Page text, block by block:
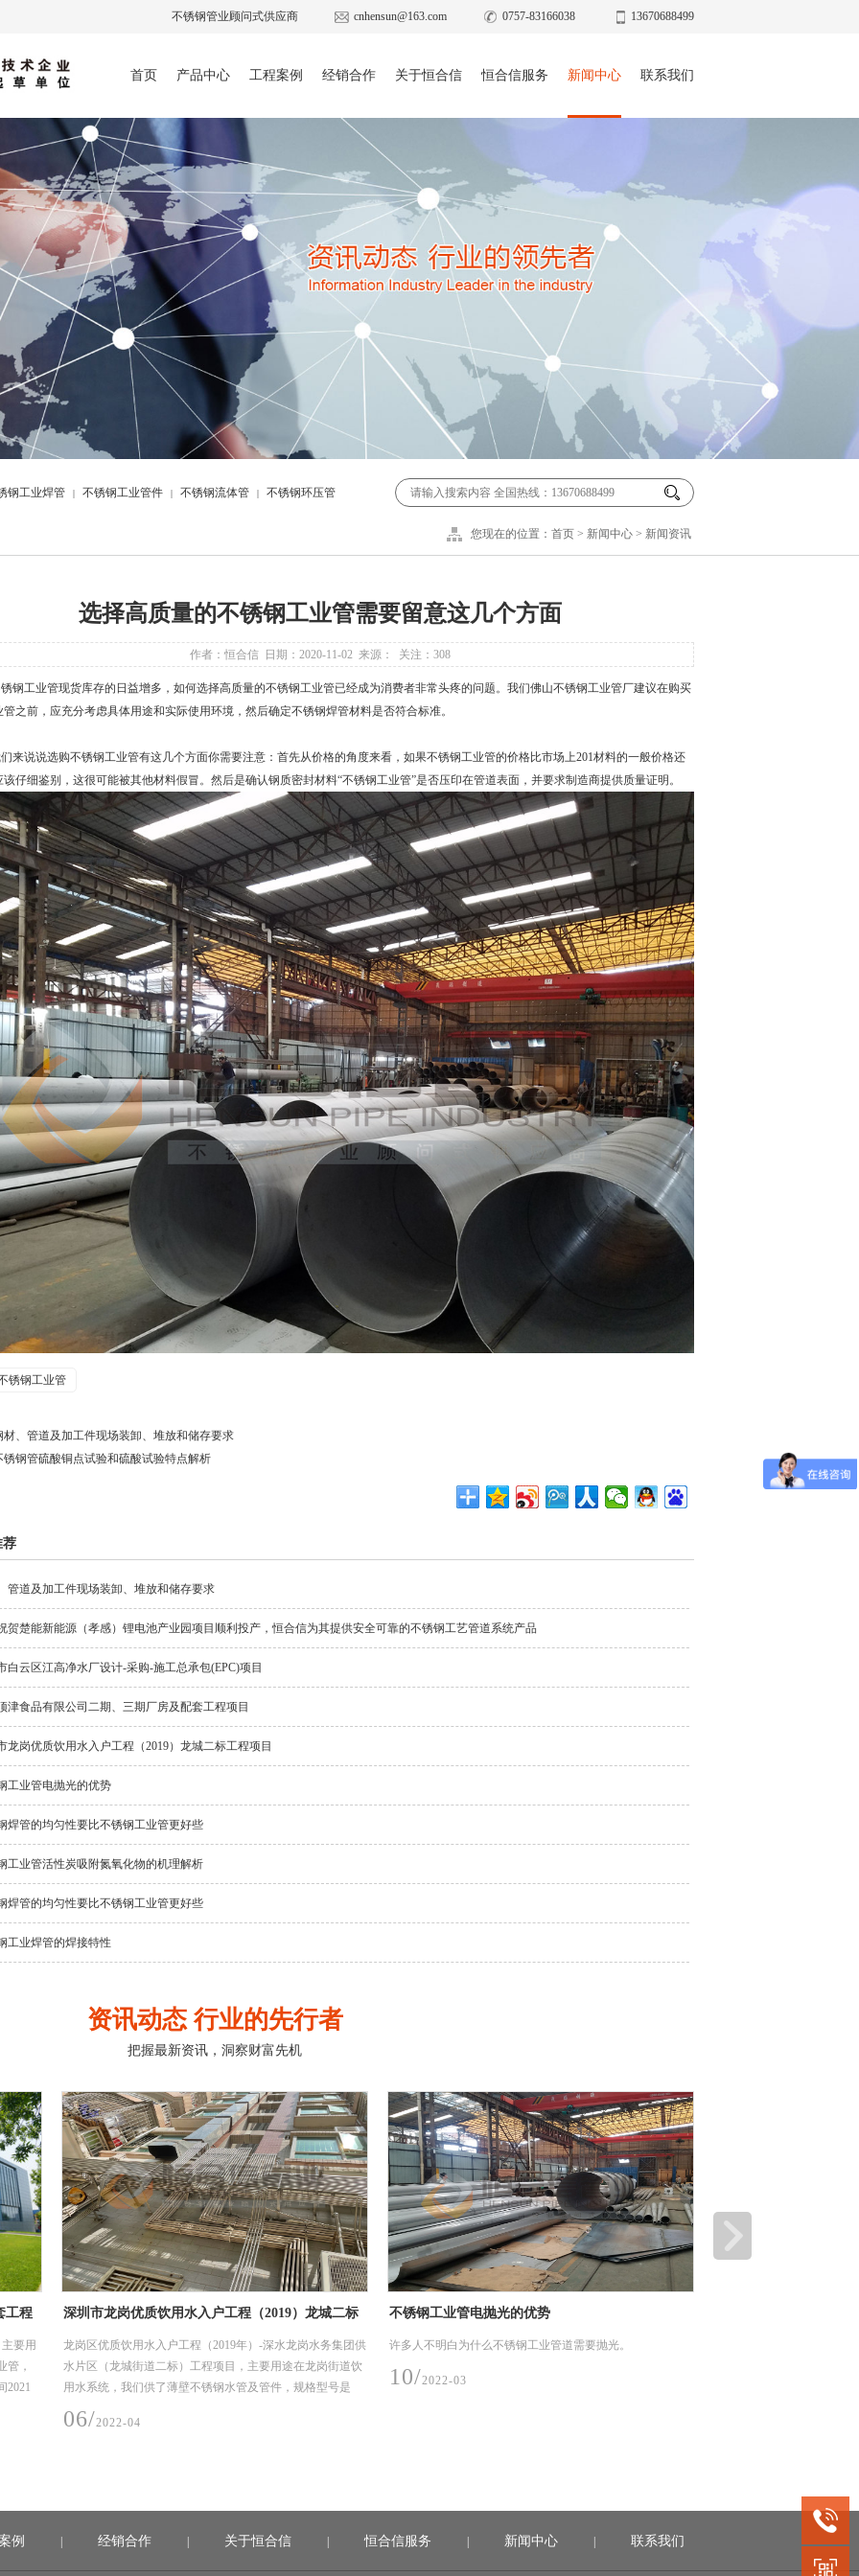
不锈钢管业顾问式供应商 cnhensun@163.com 0757-83166038 13670688499
首页 产品中心 工程案例 经销合作 关于恒合信 恒合信服务 新闻中心 联系我们
钢工业焊管 | 不锈钢工业管件 | 不锈钢流体管 | 不锈钢环压管
您现在的位置： 首页 > 新闻中心 > 新闻资讯
选择高质量的不锈钢工业管需要留意这几个方面
作者：恒合信 日期：2020-11-02 来源： 关注： 308
钢工业管现货库存的日益增多，如何选择高质量的不锈钢工业管已经成为消费者非常头疼的问题。我们佛山不锈钢工业管厂建议在购买
之前，应充分考虑具体用途和实际使用环境，然后确定不锈钢焊管材料是否符合标准。
说说选购不锈钢工业管有这几个方面你需要注意：首先从价格的角度来看，如果不锈钢工业管的价格比市场上201材料的一般价格还
仔细鉴别，这很可能被其他材料假冒。然后是确认钢质密封材料“不锈钢工业管”是否压印在管道表面，并要求制造商提供质量证明。
锈钢工业管
材、管道及加工件现场装卸、堆放和储存要求
锈钢管硫酸铜点试验和硫酸试验特点解析
荐
管道及加工件现场装卸、堆放和储存要求
贺楚能新能源（孝感）锂电池产业园项目顺利投产，恒合信为其提供安全可靠的不锈钢工艺管道系统产品
白云区江高净水厂设计-采购-施工总承包(EPC)项目
津食品有限公司二期、三期厂房及配套工程项目
龙岗优质饮用水入户工程（2019）龙城二标工程项目
工业管电抛光的优势
焊管的均匀性要比不锈钢工业管更好些
工业管活性炭吸附氮氧化物的机理解析
焊管的均匀性要比不锈钢工业管更好些
工业焊管的焊接特性
资讯动态 行业的先行者
把握最新资讯，洞察财富先机
工程
要用
管，
2021
深圳市龙岗优质饮用水入户工程（2019）龙城二标
龙岗区优质饮用水入户工程（2019年）-深水龙岗水务集团供
水片区（龙城街道二标）工程项目，主要用途在龙岗街道饮
用水系统，我们供了薄壁不锈钢水管及管件，规格型号是
06/2022-04
不锈钢工业管电抛光的优势
许多人不明白为什么不锈钢工业管道需要抛光。
10/2022-03
例 | 经销合作 | 关于恒合信 | 恒合信服务 | 新闻中心 | 联系我们